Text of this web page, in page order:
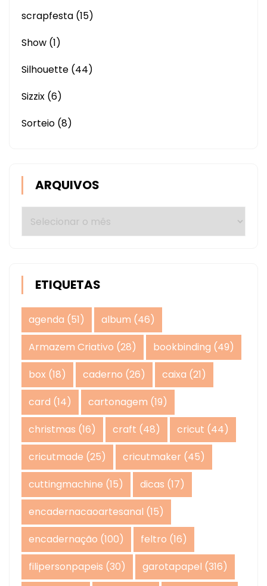
scrapfesta (15)
Show (1)
Silhouette (44)
Sizzix (6)
Sorteio (8)
ARQUIVOS
Arquivos
ETIQUETAS
agenda (51) album (46)
Armazem Criativo (28) bookbinding (49)
box (18) caderno (26) caixa (21)
card (14) cartonagem (19)
christmas (16) craft (48) cricut (44)
cricutmade (25) cricutmaker (45)
cuttingmachine (15) dicas (17)
encadernacaoartesanal (15)
encadernação (100) feltro (16)
filipersonpapeis (30) garotapapel (316)